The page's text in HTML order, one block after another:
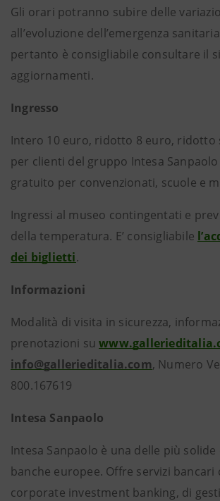
Gli orari potranno subire delle
all’evoluzione dell’emergenza
pertanto è consigliabile consultare il
aggiornamenti.
Ingresso
Intero 10 euro, ridotto 8 euro, ridotto
per clienti del gruppo Intesa
gratuito per convenzionati, scuole e
Ingressi al museo contingentati e
della temperatura. E’ consigliabile
dei biglietti.
Informazioni
Modalità di visita in sicurezza,
prenotazioni su
info@gallerieditalia.com, Numero
800.167619
Intesa Sanpaolo
Intesa Sanpaolo è una delle più
banche europee. Offre servizi bancari
corporate investment banking, di